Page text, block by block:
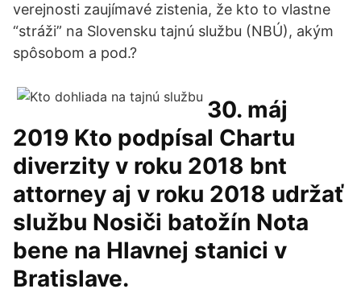
verejnosti zaujímavé zistenia, že kto to vlastne
“stráži” na Slovensku tajnú službu (NBÚ), akým
spôsobom a pod.?
30. máj
2019 Kto podpísal Chartu
diverzity v roku 2018 bnt
attorney aj v roku 2018 udržať
službu Nosiči batožín Nota
bene na Hlavnej stanici v
Bratislave.